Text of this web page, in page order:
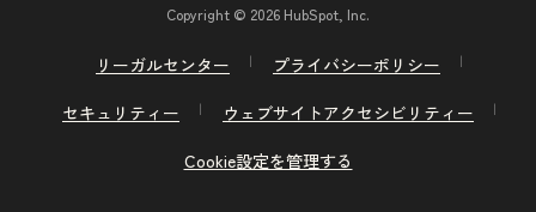
Copyright © 2026 HubSpot, Inc.
リーガルセンター
プライバシーポリシー
セキュリティー
ウェブサイトアクセシビリティー
Cookie設定を管理する